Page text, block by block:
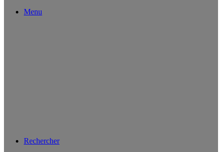
Menu
Rechercher